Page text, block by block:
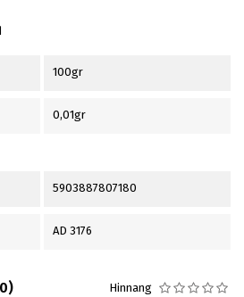
100gr
0,01gr
5903887807180
AD 3176
Hinnang